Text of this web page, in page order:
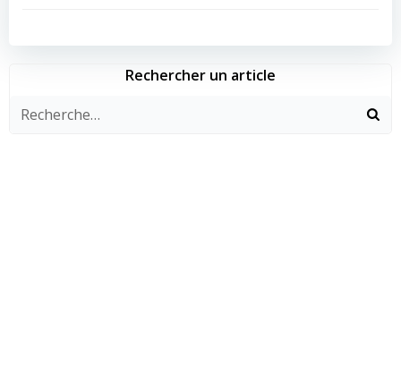
de
l’article
de
l’article
Rechercher un article